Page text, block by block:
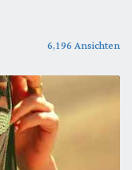
6,196 Ansichten